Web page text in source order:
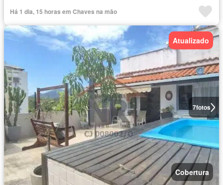
Há 1 dia, 15 horas em Chaves na mão
7fotos
Atualizado
Cobertura